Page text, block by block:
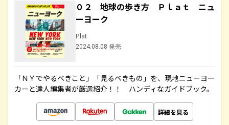
０２ 地球の歩き方 Ｐｌａｔ ニュ
ーヨーク
Plat
2024.08.08 発売
「ＮＹでやるべきこと」「見るべきもの」を、現地ニューヨー
カーと達人編集者が厳選紹介！！ ハンディなガイドブック。
詳細を見る